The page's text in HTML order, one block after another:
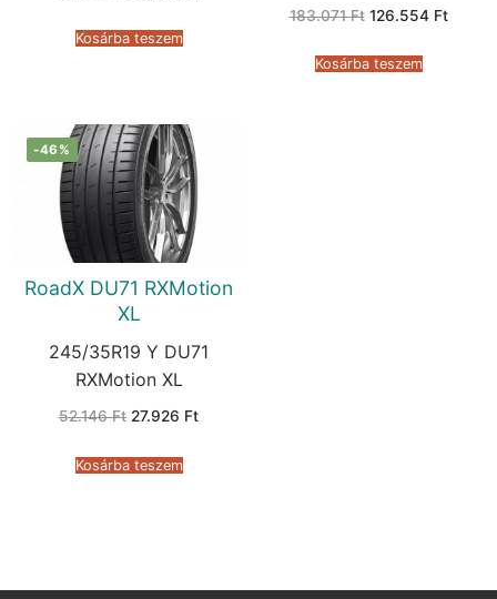
89.929 Ft.
Kosárba teszem
183.071Ft Original
183.071 Ft.
126.554 Ft
Kosárba teszem
-46%
RoadX DU71 RXMotion
XL
245/35R19 Y DU71
RXMotion XL
52.146Ft Original
52.146 Ft.
27.926 FtCurrent
Kosárba teszem